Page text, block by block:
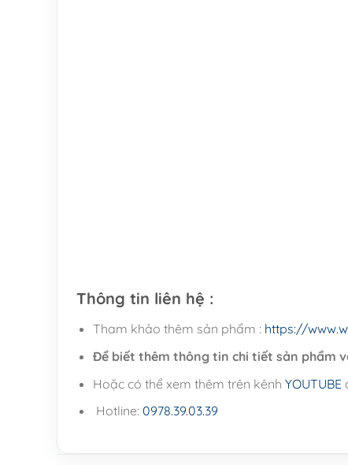
Thông tin liên hệ :
Tham khảo thêm sản phẩm : https://
Để biết thêm thông tin chi tiết sản phẩm
Hoặc có thể xem thêm trên kênh YOUTUBE
Hotline: 0978.39.03.39